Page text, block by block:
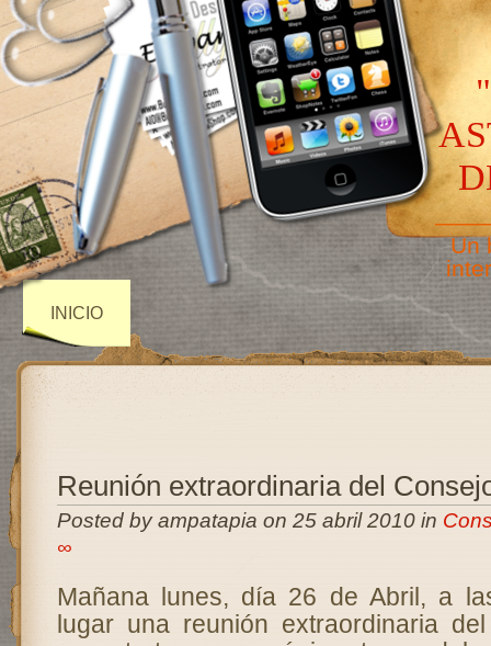
Un
INICIO
Reunión extraordinaria del
Posted by ampatapia on 25 abril 2010 in
∞
Mañana lunes, día 26 de Abril, a
lugar una reunión extraordinaria